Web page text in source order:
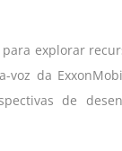
explorar
da
de